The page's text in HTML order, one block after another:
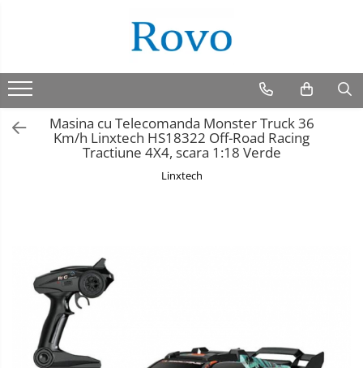
Masina cu Telecomanda Monster Truck 36
Km/h Linxtech HS18322 Off-Road Racing
Tractiune 4X4, scara 1:18 Verde
Linxtech